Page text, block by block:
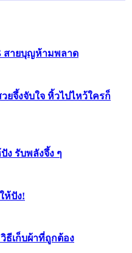
สายบุญห้ามพลาด
ยจึ้งจับใจ หิ้วไปไหว้ใครก็
ง รับพลังจึ้ง ๆ
ห้ปัง!
ธีเก็บผ้าที่ถูกต้อง